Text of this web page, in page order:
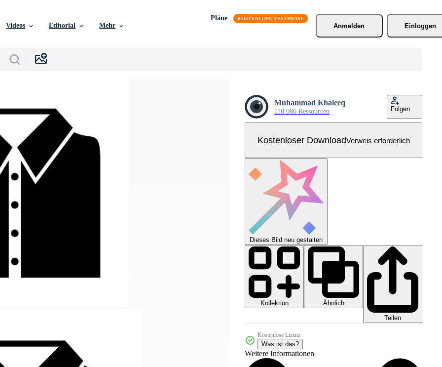
Videos Editorial Mehr
Pläne
Anmelden
Einloggen
Muhammad Khaleeq
118.086 Ressourcen Folgen
Kostenloser DownloadVerweis erforderlich
Dieses Bild neu gestalten
Kollektion
Ähnlich
Teilen
Kostenlose Lizenz
Was ist das?
Weitere Informationen